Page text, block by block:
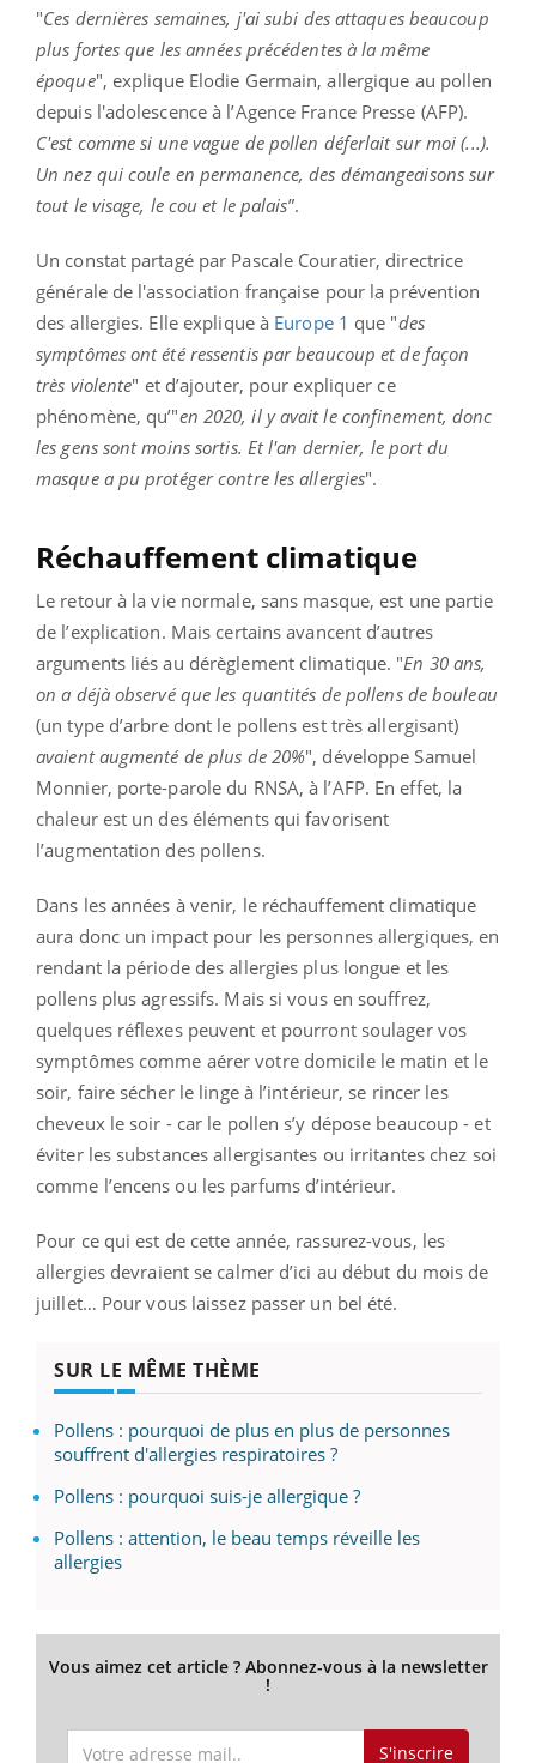
"Ces dernières semaines, j'ai subi des attaques beaucoup
plus fortes que les années précédentes à la même
époque", explique Elodie Germain, allergique au pollen
depuis l'adolescence à l’Agence France Presse (AFP).
C'est comme si une vague de pollen déferlait sur moi (...).
Un nez qui coule en permanence, des démangeaisons sur
tout le visage, le cou et le palais”.
Un constat partagé par Pascale Couratier, directrice
générale de l'association française pour la prévention
des allergies. Elle explique à Europe 1 que "des
symptômes ont été ressentis par beaucoup et de façon
très violente" et d’ajouter, pour expliquer ce
phénomène, qu’"en 2020, il y avait le confinement, donc
les gens sont moins sortis. Et l'an dernier, le port du
masque a pu protéger contre les allergies".
Réchauffement climatique
Le retour à la vie normale, sans masque, est une partie
de l’explication. Mais certains avancent d’autres
arguments liés au dérèglement climatique. "En 30 ans,
on a déjà observé que les quantités de pollens de bouleau
(un type d’arbre dont le pollens est très allergisant)
avaient augmenté de plus de 20%", développe Samuel
Monnier, porte-parole du RNSA, à l’AFP. En effet, la
chaleur est un des éléments qui favorisent
l’augmentation des pollens.
Dans les années à venir, le réchauffement climatique
aura donc un impact pour les personnes allergiques, en
rendant la période des allergies plus longue et les
pollens plus agressifs. Mais si vous en souffrez,
quelques réflexes peuvent et pourront soulager vos
symptômes comme aérer votre domicile le matin et le
soir, faire sécher le linge à l’intérieur, se rincer les
cheveux le soir - car le pollen s’y dépose beaucoup - et
éviter les substances allergisantes ou irritantes chez soi
comme l’encens ou les parfums d’intérieur.
Pour ce qui est de cette année, rassurez-vous, les
allergies devraient se calmer d’ici au début du mois de
juillet… Pour vous laissez passer un bel été.
SUR LE MÊME THÈME
Pollens : pourquoi de plus en plus de personnes
souffrent d'allergies respiratoires ?
Pollens : pourquoi suis-je allergique ?
Pollens : attention, le beau temps réveille les
allergies
Vous aimez cet article ? Abonnez-vous à la newsletter
!
S'inscrire